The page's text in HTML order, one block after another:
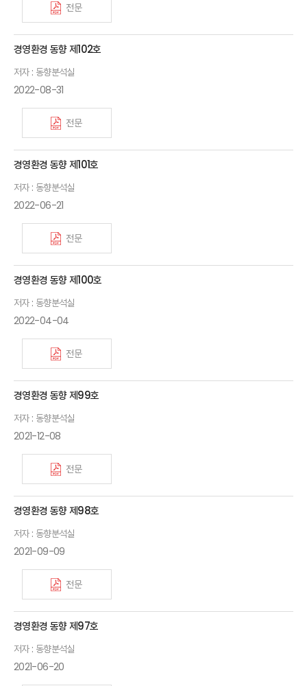
전문
경영환경 동향 제102호
저자 : 동향분석실
2022-08-31
전문
경영환경 동향 제101호
저자 : 동향분석실
2022-06-21
전문
경영환경 동향 제100호
저자 : 동향분석실
2022-04-04
전문
경영환경 동향 제99호
저자 : 동향분석실
2021-12-08
전문
경영환경 동향 제98호
저자 : 동향분석실
2021-09-09
전문
경영환경 동향 제97호
저자 : 동향분석실
2021-06-20